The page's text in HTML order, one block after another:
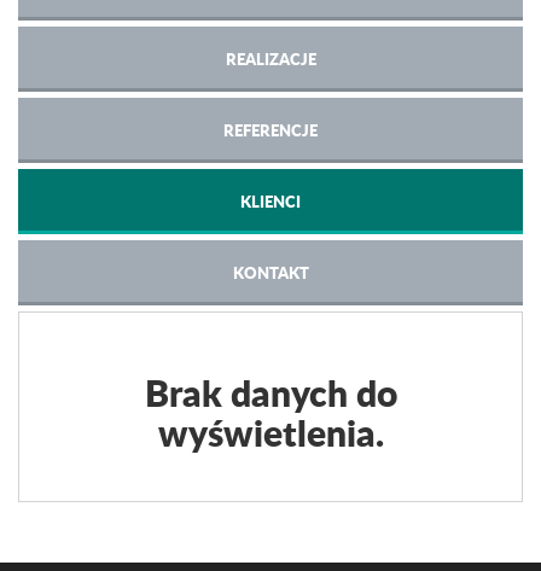
REALIZACJE
REFERENCJE
KLIENCI
KONTAKT
Brak danych do
wyświetlenia.